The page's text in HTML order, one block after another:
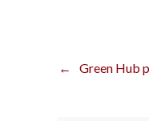
Green Hub